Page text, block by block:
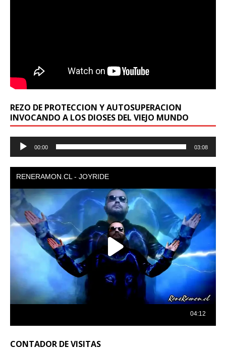
REZO DE PROTECCION Y AUTOSUPERACION
INVOCANDO A LOS DIOSES DEL VIEJO MUNDO
Reproductor
00:00 03:08
CONTADOR DE VISITAS